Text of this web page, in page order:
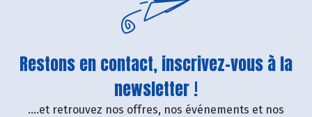
Restons en contact, inscrivez-vous à la
newsletter !
....et retrouvez nos offres, nos événements et nos